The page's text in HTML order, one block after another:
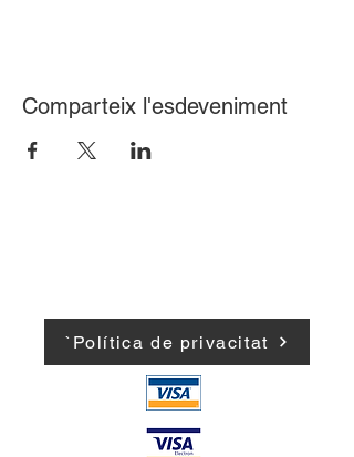
Comparteix l'esdeveniment
`Política de privacitat